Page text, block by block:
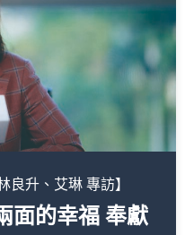
良升、艾琳 專訪】
面的幸福 奉獻